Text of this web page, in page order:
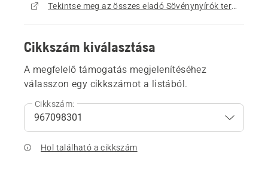
Tekintse meg az összes eladó Sövénynyírók terméket
Cikkszám kiválasztása
A megfelelő támogatás megjelenítéséhez
válasszon egy cikkszámot a listából.
Cikkszám:
Hol található a cikkszám